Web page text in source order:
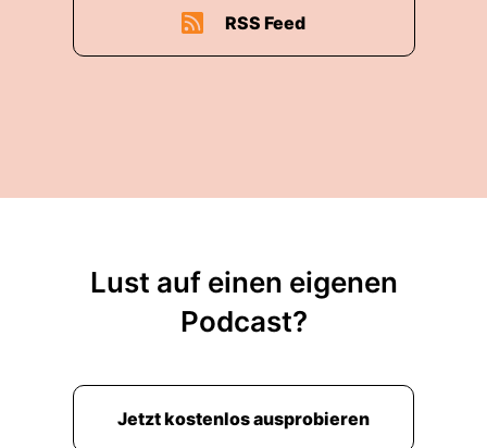
RSS Feed
Lust auf einen eigenen
Podcast?
Jetzt kostenlos ausprobieren